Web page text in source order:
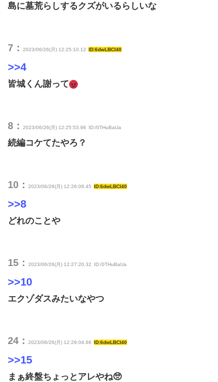
島に墓荒らしするクズがいるらしいな
7： 2023/06/26(月) 12:25:10.12 ID:6dwLBCI40
>>4
皆城くん謝って
8： 2023/06/26(月) 12:25:53.96 ID:/0THuBaUa
続編コケてたやろ？
10： 2023/06/26(月) 12:26:09.45 ID:6dwLBCI40
>>8
どれのことや
15： 2023/06/26(月) 12:27:20.32 ID:/0THuBaUa
>>10
エクゾダスみたいなやつ
24： 2023/06/26(月) 12:29:04.66 ID:6dwLBCI40
>>15
まぁ終盤ちょっとアレやね🥺